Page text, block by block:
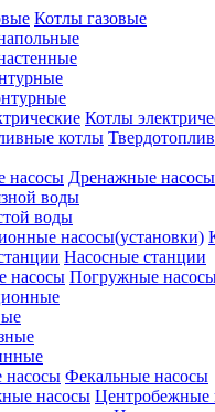
Котлы газовые
Котлы
Дренажные насосы
воды
воды
Насосные станции
Погружные
Фекальные насосы
Центробежные